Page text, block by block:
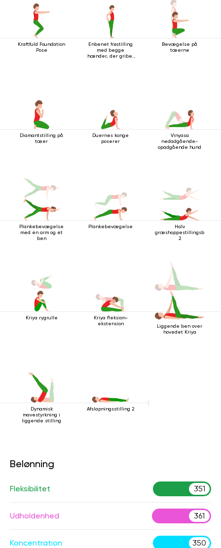
Kraftfuld Foundation
Pose
Enbenet frøstilling
med begge
hænder, der griber
Bevægelse på
tæerne
Diamantstilling på
tæer
Duernes konge
poserer
Vinyasa
nedadgående-
opadgående hund
Plankebevægelse
med én arm og ét
ben
Plankebevægelse
Halv
2
Kriya rygrulle
Kriya fleksion-
ekstension
Liggende ben over
hovedet Kriya
Dynamisk
mavestyrkning i
liggende stilling
Afslapningsstilling 2
Belønning
Fleksibilitet 351
Udholdenhed 361
Koncentration 350